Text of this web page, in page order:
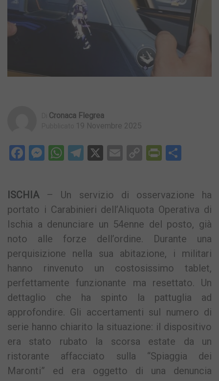
Cronaca Flegrea
19 Novembre 2025
Facebook
Messenger
WhatsApp
Telegram
X EmailCopy
ISCHIA– Un servizio di osservazione ha
portato i Carabinieri dell’Aliquota Operativa di
Ischia a denunciare un 54enne del posto, già
noto alle forze dell’ordine. Durante una
perquisizione nella sua abitazione, i militari
hanno rinvenuto un costosissimo tablet,
perfettamente funzionante ma resettato. Un
dettaglio che ha spinto la pattuglia ad
approfondire. Gli accertamenti sul numero di
serie hanno chiarito la situazione: il dispositivo
era stato rubato la scorsa estate da un
ristorante affacciato sulla “Spiaggia dei
Maronti” ed era oggetto di una denuncia